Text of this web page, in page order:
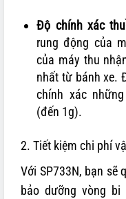
Độ chính xác
rung động của
của máy thu
nhất từ bánh xe.
chính xác
(đến 1g).
2. Tiết kiệm chi phí
Với SP733N, bạn sẽ
bảo dưỡng vòng